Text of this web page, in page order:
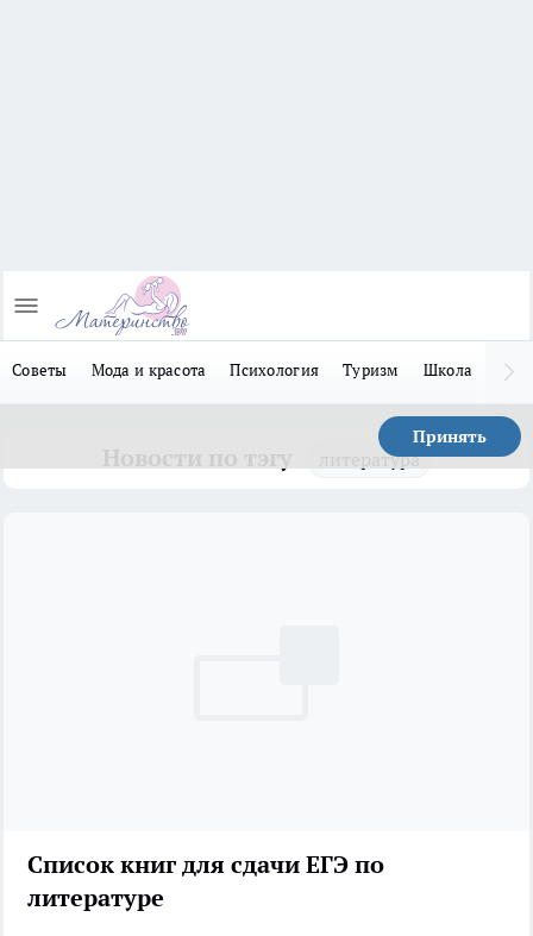
Советы Мода и красота Психология Туризм Школа
Принять
литература
Список книг для сдачи ЕГЭ по
литературе